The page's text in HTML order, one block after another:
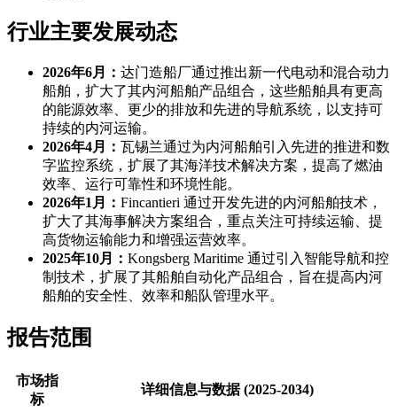
行业主要发展动态
2026年6月： 达门造船厂通过推出新一代电动和混合动力
船舶，扩大了其内河船舶产品组合，这些船舶具有更高
的能源效率、更少的排放和先进的导航系统，以支持可
持续的内河运输。
2026年4月： 瓦锡兰通过为内河船舶引入先进的推进和数
字监控系统，扩展了其海洋技术解决方案，提高了燃油
效率、运行可靠性和环境性能。
2026年1月： Fincantieri 通过开发先进的内河船舶技术，
扩大了其海事解决方案组合，重点关注可持续运输、提
高货物运输能力和增强运营效率。
2025年10月： Kongsberg Maritime 通过引入智能导航和控
制技术，扩展了其船舶自动化产品组合，旨在提高内河
船舶的安全性、效率和船队管理水平。
报告范围
市场指
标
详细信息与数据 (2025-2034)